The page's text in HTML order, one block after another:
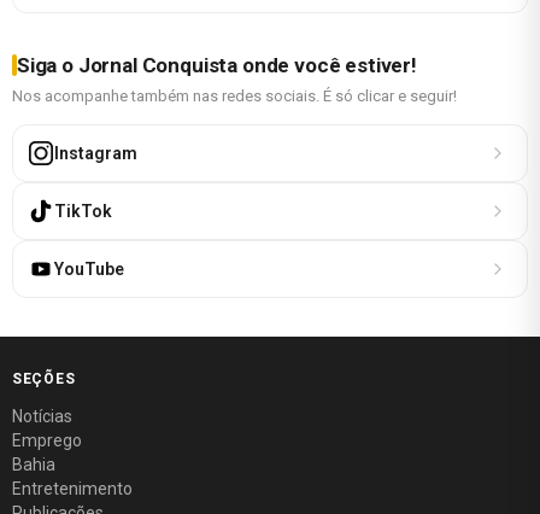
Siga o Jornal Conquista onde você estiver!
Nos acompanhe também nas redes sociais. É só clicar e seguir!
Instagram
TikTok
YouTube
SEÇÕES
Notícias
Emprego
Bahia
Entretenimento